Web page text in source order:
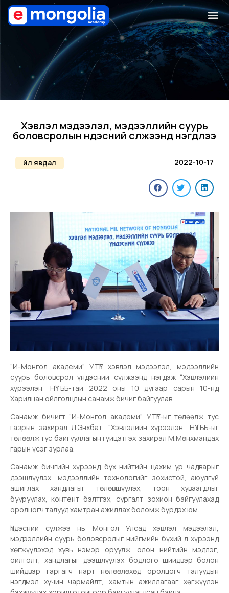
Хэвлэл мэдээлэл, мэдээллийн суурь
боловсролын үндэсний сүлжээнд нэгдлээ
Үйл явдал 2022-10-17
“И-Монгол академи” УТҮГ хэвлэл мэдээлэл, мэдээллийн
суурь боловсрол үндэсний сүлжээнд нэгдэж “Хэвлэлийн
хүрээлэн” НҮТББ-тай 2022 оны 10 дугаар сарын 10-нд
Харилцан ойлголцлын санамж бичиг байгуулав.
Санамж бичигт “И-Монгол академи” УТҮГ-ыг төлөөлж тус
газрын захирал Л.Энхбат, “Хэвлэлийн хүрээлэн” НҮТББ-ыг
төлөөлж тус байгууллагын гүйцэтгэх захирал М.Мөнхмандах
гарын үсэг зурлаа.
Санамж бичгийн хүрээнд бүх нийтийн цахим yp чадварыг
дээшлүүлэх, мэдээллийн технологийг зохистой, аюулгүй
ашиглах хандлагыг төлөвшүүлэх, тоон хуваагдлыг
бууруулах, контент бэлтгэх, сургалт зохион байгуулахад
оролцогч талууд хамтран ажиллах боломж бүрдэх юм.
Үндэсний сүлжээ нь Монгол Улсад хэвлэл мэдээлэл,
мэдээллийн суурь боловсролыг нийгмийн бүхий л хүрээнд
хөгжүүлэхэд хувь нэмэр оруулж, олон нийтийн мэдлэг,
ойлголт, хандлагыг дээшлүүлэх бодлого шийдвэр болон
шийдвэр гаргагч нарт нөлөөлөхөд оролцогч талуудын
нэгдмэл хүчин чармайлт, хамтын ажиллагааг хөгжүүлэн